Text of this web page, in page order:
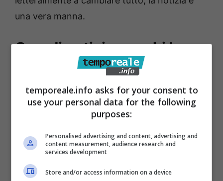
una vera manna.
Grandi notizie per chi ha
cartelle esattoriali,
l’annuncio è una vera
manna
Era nell’aria ma ora c’è la conferma e la nuova
legge di Bilancio promuove ottime notizie per
i cittadini del nostro paese. La nuova riforma
temporeale.info asks for your consent to
use your personal data for the following
purposes:
Personalised advertising and content, advertising and
content measurement, audience research and
services development
Store and/or access information on a device